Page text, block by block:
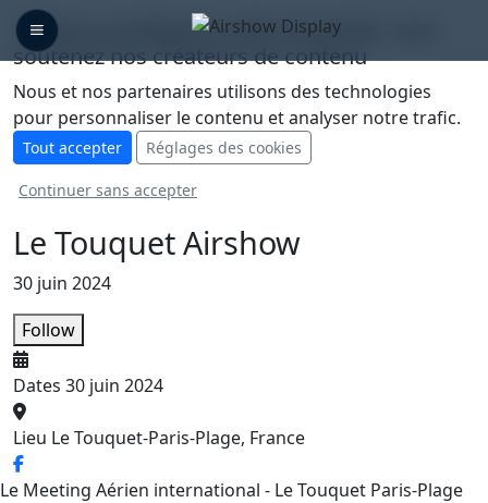
🛡️ Nous protégeons votre vie privée, vous
soutenez nos créateurs de contenu
Nous et nos partenaires utilisons des technologies
pour personnaliser le contenu et analyser notre trafic.
Tout accepter Réglages des cookies
Continuer sans accepter
Le Touquet Airshow
30 juin 2024
Follow
Dates 30 juin 2024
Lieu Le Touquet-Paris-Plage, France
Le Meeting Aérien international - Le Touquet Paris-Plage